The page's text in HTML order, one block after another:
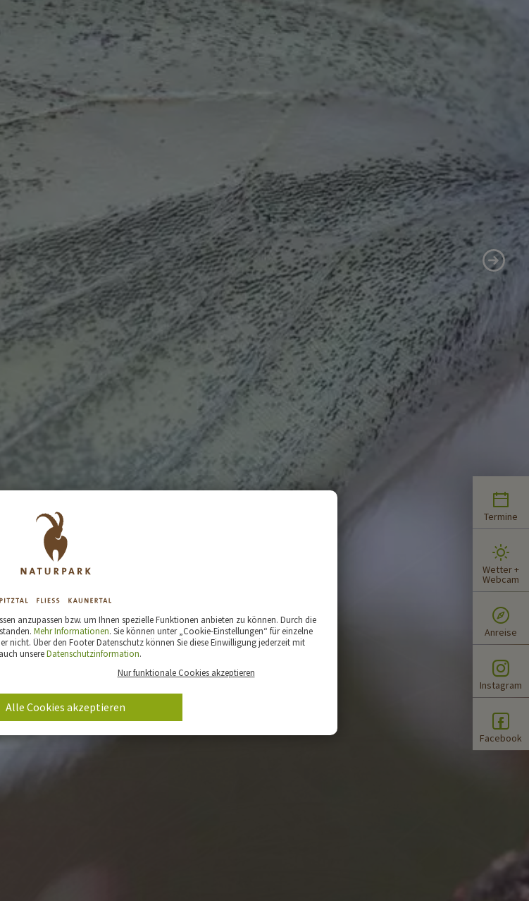
Termine
Wetter +
Webcam
Anreise
Instagram
Facebook
anzupassen bzw. um Ihnen spezielle Funktionen anbieten zu können. Durch die
Mehr Informationen. Sie können unter „Cookie-Einstellungen“ für einzelne
nicht. Über den Footer Datenschutz können Sie diese Einwilligung jederzeit mit
unsereDatenschutzinformation.
Nur funktionale Cookies akzeptieren
Alle Cookies akzeptieren